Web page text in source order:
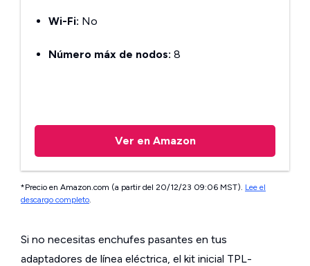
Wi-Fi: No
Número máx de nodos: 8
Ver en Amazon
*Precio en Amazon.com (a partir del 20/12/23 09:06 MST). Lee el
descargo completo.
Si no necesitas enchufes pasantes en tus
adaptadores de línea eléctrica, el kit inicial TPL-